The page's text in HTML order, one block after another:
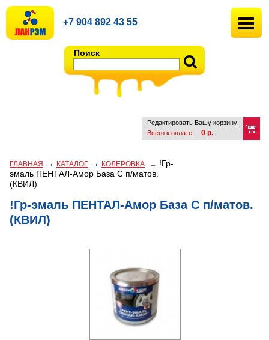
Поиск
+7 904 892 43 55
Редактировать Вашу корзину
Всего к оплате:
0 р.
ГЛАВНАЯ → КАТАЛОГ → КОЛЕРОВКА → !Гр-
эмаль ПЕНТАЛ-Амор База С п/матов.
(КВИЛ)
!Гр-эмаль ПЕНТАЛ-Амор База С п/матов.
(КВИЛ)